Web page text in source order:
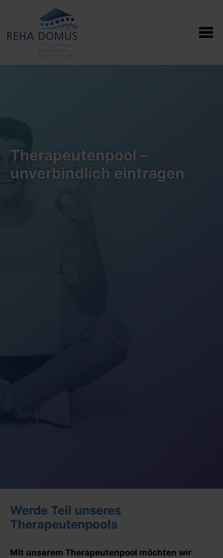
Therapeutenpool –
unverbindlich eintragen
Werde Teil unseres
Therapeutenpools
Mit unserem Therapeutenpool möchten wir